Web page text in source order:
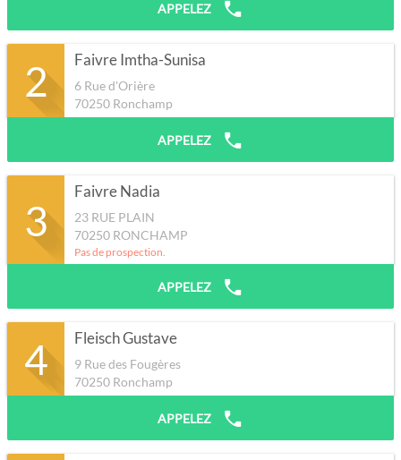
APPELEZ
2 Faivre Imtha-Sunisa
6 Rue d'Orière
70250 Ronchamp
APPELEZ
3
Faivre Nadia
23 RUE PLAIN
70250 RONCHAMP
Pas de prospection.
APPELEZ
4 Fleisch Gustave
9 Rue des Fougères
70250 Ronchamp
APPELEZ